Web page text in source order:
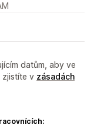
datům, aby ve
zjistíte v zásadách